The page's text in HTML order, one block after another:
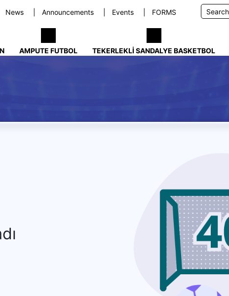
News Announcements Events FORMS
AMPUTE FUTBOL TEKERLEKLI SANDALYE BASKETBOL